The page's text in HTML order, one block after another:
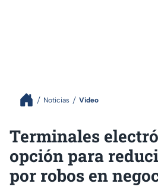
Noticias Video
Terminales
opción para
por robos en